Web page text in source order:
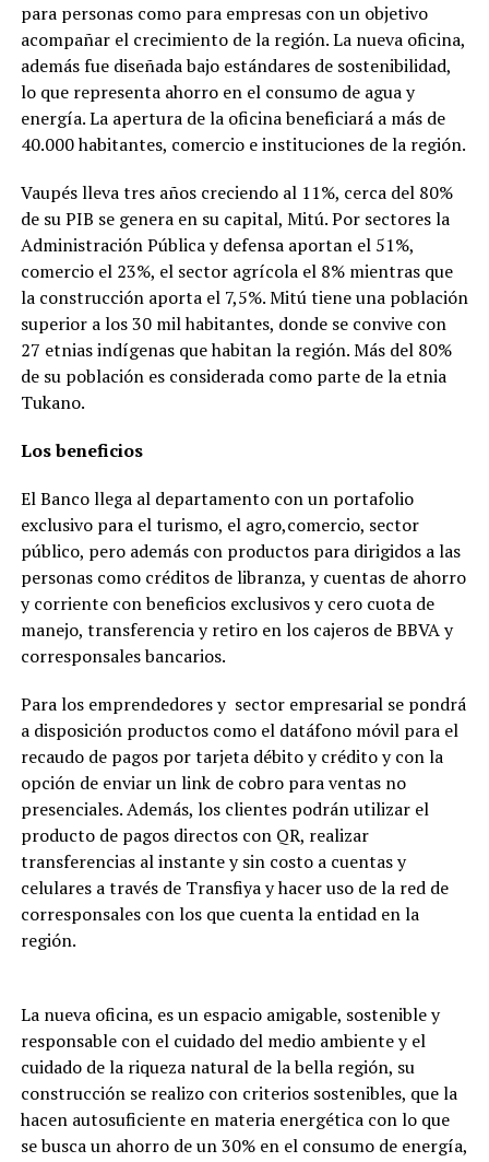
para personas como para empresas con un objetivo
acompañar el crecimiento de la región. La nueva oficina,
además fue diseñada bajo estándares de sostenibilidad,
lo que representa ahorro en el consumo de agua y
energía. La apertura de la oficina beneficiará a más de
40.000 habitantes, comercio e instituciones de la región.
Vaupés lleva tres años creciendo al 11%, cerca del 80%
de su PIB se genera en su capital, Mitú. Por sectores la
Administración Pública y defensa aportan el 51%,
comercio el 23%, el sector agrícola el 8% mientras que
la construcción aporta el 7,5%. Mitú tiene una población
superior a los 30 mil habitantes, donde se convive con
27 etnias indígenas que habitan la región. Más del 80%
de su población es considerada como parte de la etnia
Tukano.
Los beneficios
El Banco llega al departamento con un portafolio
exclusivo para el turismo, el agro,comercio, sector
público, pero además con productos para dirigidos a las
personas como créditos de libranza, y cuentas de ahorro
y corriente con beneficios exclusivos y cero cuota de
manejo, transferencia y retiro en los cajeros de BBVA y
corresponsales bancarios.
Para los emprendedores y sector empresarial se pondrá
a disposición productos como el datáfono móvil para el
recaudo de pagos por tarjeta débito y crédito y con la
opción de enviar un link de cobro para ventas no
presenciales. Además, los clientes podrán utilizar el
producto de pagos directos con QR, realizar
transferencias al instante y sin costo a cuentas y
celulares a través de Transfiya y hacer uso de la red de
corresponsales con los que cuenta la entidad en la
región.
La nueva oficina, es un espacio amigable, sostenible y
responsable con el cuidado del medio ambiente y el
cuidado de la riqueza natural de la bella región, su
construcción se realizo con criterios sostenibles, que la
hacen autosuficiente en materia energética con lo que
se busca un ahorro de un 30% en el consumo de energía,